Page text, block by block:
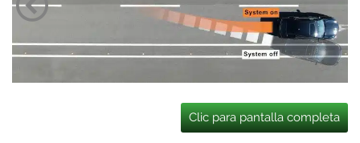
Clic para pantalla completa